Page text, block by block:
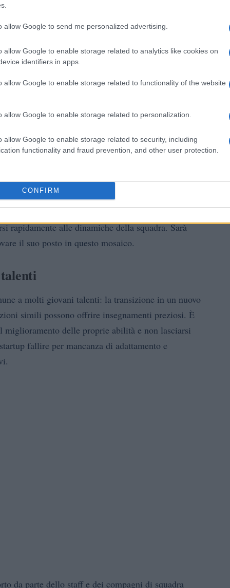
allow Google to send me personalized advertising.
allow Google to enable storage related to analytics like cookies on
identifiers in apps.
allow Google to enable storage related to functionality of the website
allow Google to enable storage related to personalization.
allow Google to enable storage related to security, including
functionality and fraud prevention, and other user protection.
CONFIRM
alcune novità interessanti. Rashford subentra
il posto di Frenkie de Jong, assente per motivi
rivelarsi decisivo, ma ci sono vari fattori da
capacità di adattarsi al gioco e la gestione della
tornato in squadra dopo un infortunio. La sua
le scelte tattiche del mister e il modo in cui
abbia lanciato un prodotto sa che
e questo principio vale anche per i calciatori:
rapidamente alle dinamiche della squadra. Sarà
il suo posto in questo mosaico.
a molti giovani talenti: la transizione in un nuovo
simili possono offrire insegnamenti preziosi. È
miglioramento delle proprie abilità e non lasciarsi
fallire per mancanza di adattamento e
da parte dello staff e dei compagni di squadra